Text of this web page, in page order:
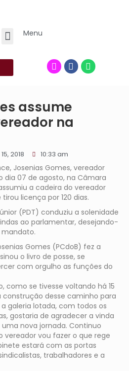
Menu
assume
na
2018 10:33 am
Josenias Gomes, vereador
dia 07 de agosto, na Câmara
a cadeira do vereador
licença por 120 dias.
(PDT) conduziu a solenidade
ao parlamentar, desejando-
Gomes (PCdoB) fez a
o livro de posse, se
com orgulho as funções do
como se tivesse voltando há 15
construção desse caminho para
galeria lotada, com todos os
gostaria de agradecer a vinda
nova jornada. Continuo
vereador vou fazer o que rege
estará com as portas
trabalhadores e a